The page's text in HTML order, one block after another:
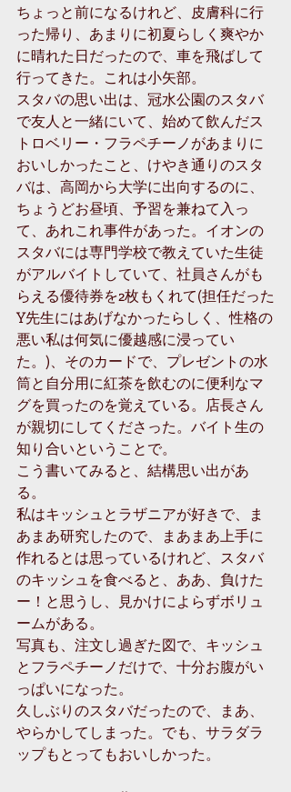
ちょっと前になるけれど、皮膚科に行
った帰り、あまりに初夏らしく爽やか
に晴れた日だったので、車を飛ばして
行ってきた。これは小矢部。
スタバの思い出は、冠水公園のスタバ
で友人と一緒にいて、始めて飲んだス
トロベリー・フラペチーノがあまりに
おいしかったこと、けやき通りのスタ
バは、高岡から大学に出向するのに、
ちょうどお昼頃、予習を兼ねて入っ
て、あれこれ事件があった。イオンの
スタバには専門学校で教えていた生徒
がアルバイトしていて、社員さんがも
らえる優待券を2枚もくれて(担任だった
Y先生にはあげなかったらしく、性格の
悪い私は何気に優越感に浸ってい
た。)、そのカードで、プレゼントの水
筒と自分用に紅茶を飲むのに便利なマ
グを買ったのを覚えている。店長さん
が親切にしてくださった。バイト生の
知り合いということで。
こう書いてみると、結構思い出があ
る。
私はキッシュとラザニアが好きで、ま
あまあ研究したので、まあまあ上手に
作れるとは思っているけれど、スタバ
のキッシュを食べると、ああ、負けた
ー！と思うし、見かけによらずボリュ
ームがある。
写真も、注文し過ぎた図で、キッシュ
とフラペチーノだけで、十分お腹がい
っぱいになった。
久しぶりのスタバだったので、まあ、
やらかしてしまった。でも、サラダラ
ップもとってもおいしかった。